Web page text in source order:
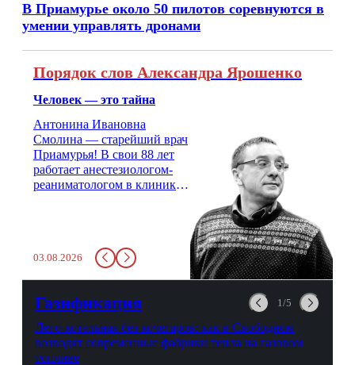
В Приамурье около 50 пилотов соревнуются в
умении управлять дронами
Порядок слов Александра Ярошенко
Человек — это тайна
Антонина Ивановна
Смолина — старейший врач
Приамурья! В свои 88 лет
работает анестезиологом-
реаниматологом в клинике
стажем о жизни, смерти
душе и духе. Откровенно о
03.08.2026
Газификация 1/5
Лего-котельная без кочегаров: как в Свободном
возводят современные фабрики тепла на газовом
топливе